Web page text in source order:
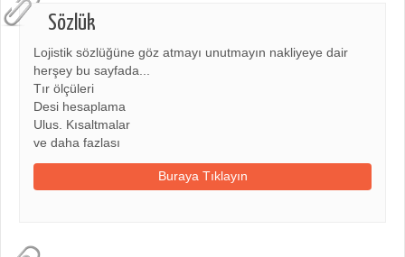
Sözlük
Lojistik sözlüğüne göz atmayı unutmayın nakliyeye dair
herşey bu sayfada...
Tır ölçüleri
Desi hesaplama
Ulus. Kısaltmalar
ve daha fazlası
Buraya Tıklayın